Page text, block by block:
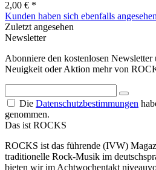
2,00 € *
Kunden haben sich ebenfalls angesehen
Zuletzt angesehen
Newsletter
Abonniere den kostenlosen Newsletter
Neuigkeit oder Aktion mehr von
Die Datenschutzbestimmungen
genommen.
Das ist ROCKS
ROCKS ist das führende (IVW)
traditionelle Rock-Musik im
bieten wir im Achtwochentakt